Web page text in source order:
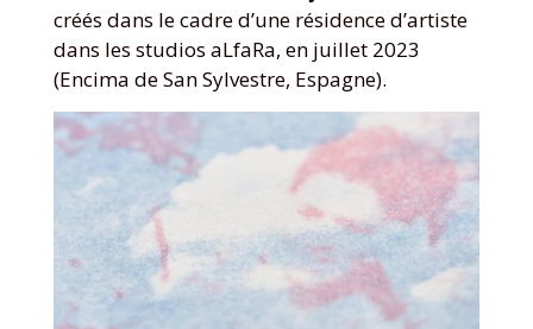
créés dans le cadre d’une résidence d’artiste
dans les studios aLfaRa, en juillet 2023
(Encima de San Sylvestre, Espagne).